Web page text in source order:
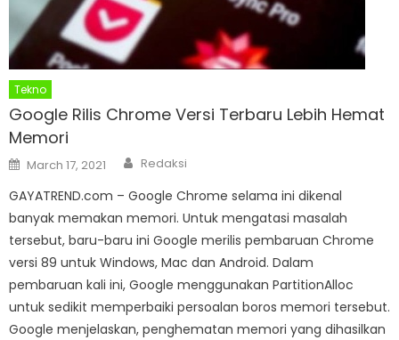
Tekno
Google Rilis Chrome Versi Terbaru Lebih Hemat
Memori
Posted
on
March 17, 2021 Author
Redaksi
GAYATREND.com – Google Chrome selama ini dikenal
banyak memakan memori. Untuk mengatasi masalah
tersebut, baru-baru ini Google merilis pembaruan Chrome
versi 89 untuk Windows, Mac dan Android. Dalam
pembaruan kali ini, Google menggunakan PartitionAlloc
untuk sedikit memperbaiki persoalan boros memori tersebut.
Google menjelaskan, penghematan memori yang dihasilkan